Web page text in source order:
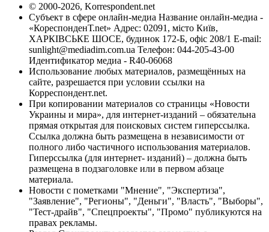
© 2000-2026, Korrespondent.net
Субъект в сфере онлайн-медиа Название онлайн-медиа -
«КореспонденТ.net» Адрес: 02091, місто Київ,
ХАРКІВСЬКЕ ШОСЕ, будинок 172-Б, офіс 208/1 E-mail:
sunlight@mediadim.com.ua Телефон: 044-205-43-00
Идентификатор медиа - R40-06068
Использование любых материалов, размещённых на
сайте, разрешается при условии ссылки на
Корреспондент.net.
При копировании материалов со страницы «Новости
Украины и мира», для интернет-изданий – обязательна
прямая открытая для поисковых систем гиперссылка.
Ссылка должна быть размещена в независимости от
полного либо частичного использования материалов.
Гиперссылка (для интернет- изданий) – должна быть
размещена в подзаголовке или в первом абзаце
материала.
Новости с пометками "Мнение", "Экспертиза",
"Заявление", "Регионы", "Деньги", "Власть", "Выборы",
"Тест-драйв", "Спецпроекты", "Промо" публикуются на
правах рекламы.